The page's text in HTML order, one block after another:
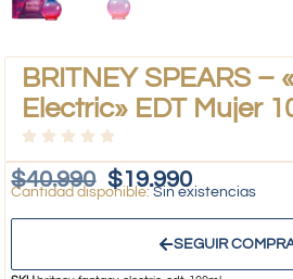
BRITNEY SPEARS –
Electric» EDT Mujer
$40.990 $19.990
Sin existencias
SEGUIR